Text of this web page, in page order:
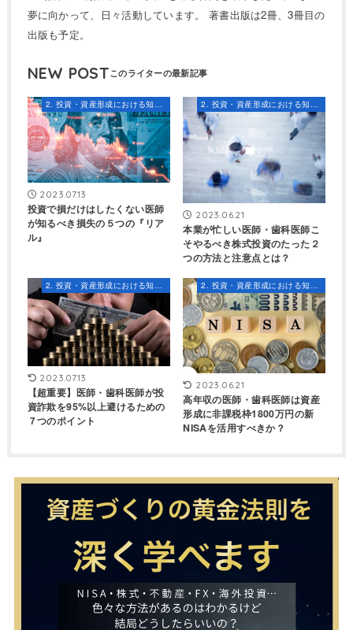
夢に向かって、日々活動しています。 著書出版は2冊、3冊目の
出版も予定。
NEW POST
2. 投資・資産形成における知識とスキル
2023.07.13
投資で損だけはしたくない医師
が知るべき損失の５つの『リア
ル』
2. 投資・資産形成における知識とスキル
2023.06.21
本業が忙しい医師・歯科医師こ
そやるべき株式投資のたった２
つの方法と注意点とは？
2023.07.13
【超重要】医師・歯科医師が投
資詐欺を95%以上避けるための
７つのポイント
2023.06.21
高年収の医師・歯科医師は資産
形成に非課税枠1800万円の新
NISAを活用すべきか？